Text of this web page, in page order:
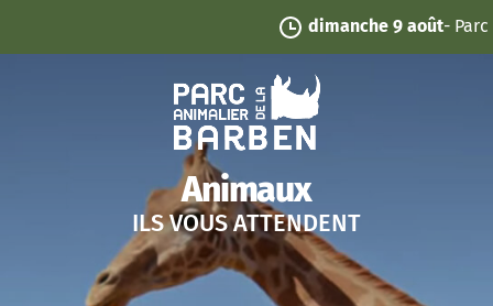
dimanche 9 août - Parc ouvert de 9h à
Animaux
ILS VOUS ATTENDENT